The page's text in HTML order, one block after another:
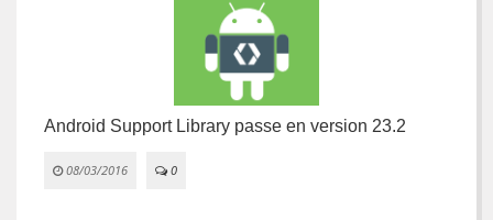
Android Support Library passe en version 23.2
08/03/2016 0